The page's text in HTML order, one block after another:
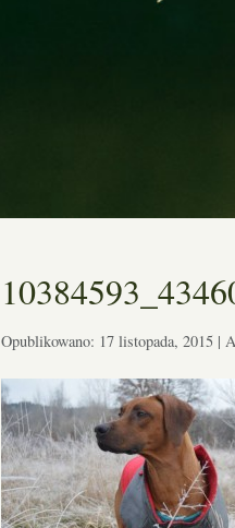
Opublikowano: 17 listopada, 2015 |